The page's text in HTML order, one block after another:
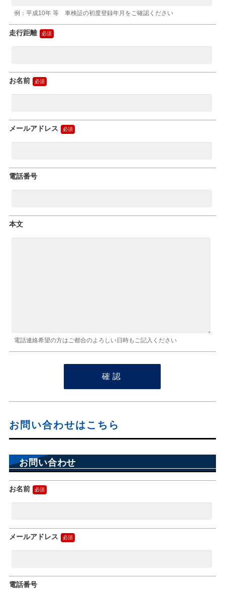
例：平成10年 等 車検証の初度登録年月をご確認ください
走行距離
お名前
メールアドレス
電話番号
本文
電話連絡希望の方はご都合のよろしい日時もご記入ください
お問い合わせはこちら
お問い合わせ
お名前
メールアドレス
電話番号